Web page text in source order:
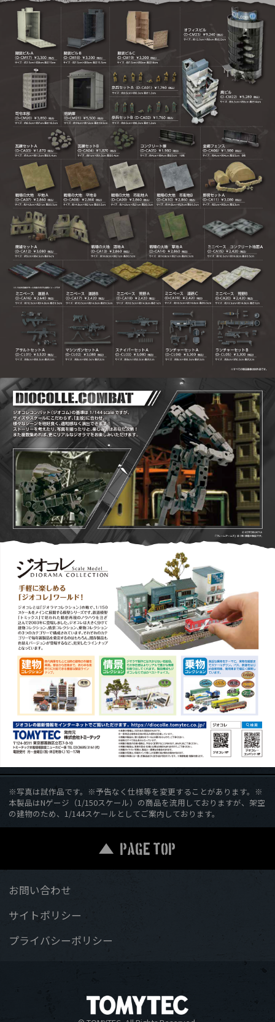
※写真は試作品です。※予告なく仕様等を変更することがあります。※
本製品はNゲージ（1/150スケール）の商品を流用しておりますが、架空
の建物のため、1/144スケールとしてご案内しております。
PAGE TOP
お問い合わせ
サイトポリシー
プライバシーポリシー